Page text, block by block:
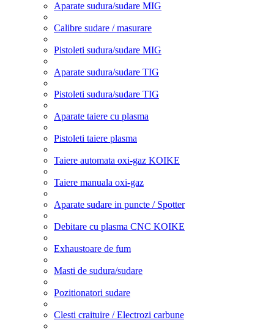
Aparate sudura/sudare MIG
Calibre sudare / masurare
Pistoleti sudura/sudare MIG
Aparate sudura/sudare TIG
Pistoleti sudura/sudare TIG
Aparate taiere cu plasma
Pistoleti taiere plasma
Taiere automata oxi-gaz KOIKE
Taiere manuala oxi-gaz
Aparate sudare in puncte / Spotter
Debitare cu plasma CNC KOIKE
Exhaustoare de fum
Masti de sudura/sudare
Pozitionatori sudare
Clesti craituire / Electrozi carbune